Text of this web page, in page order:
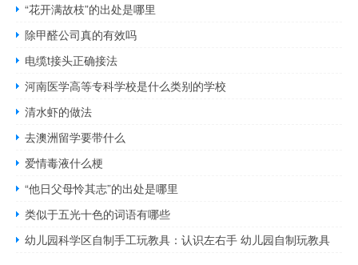
“花开满故枝”的出处是哪里
除甲醛公司真的有效吗
电缆t接头正确接法
河南医学高等专科学校是什么类别的学校
清水虾的做法
去澳洲留学要带什么
爱情毒液什么梗
“他日父母怜其志”的出处是哪里
类似于五光十色的词语有哪些
幼儿园科学区自制手工玩教具：认识左右手 幼儿园自制玩教具